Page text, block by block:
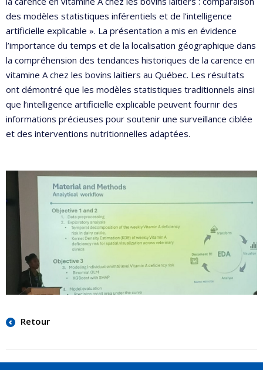
des modèles statistiques inférentiels et de l’intelligence
artificielle explicable ». La présentation a mis en évidence
l’importance du temps et de la localisation géographique dans
la compréhension des tendances historiques de la carence en
vitamine A chez les bovins laitiers au Québec. Les résultats
ont démontré que les modèles statistiques traditionnels ainsi
que l’intelligence artificielle explicable peuvent fournir des
informations précieuses pour soutenir une surveillance ciblée
et des interventions nutritionnelles adaptées.
Retour